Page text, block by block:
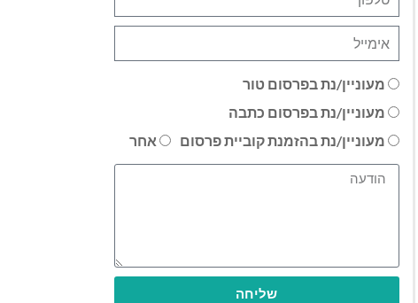
מעוניין/נת בפרסום טור
מעוניין/נת בפרסום כתבה
מעוניין/נת בהזמנת קוביית פרסום
אחר
שליחה